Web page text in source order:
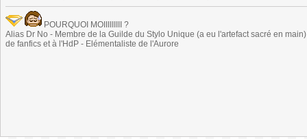
POURQUOI MOIIIIIIIII ?
Alias Dr No - Membre de la Guilde du Stylo Unique (a eu l'artefact sacré en
de fanfics et à l'HdP - Elémentaliste de l'Aurore